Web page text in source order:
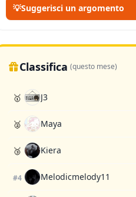
💡Suggerisci un argomento
Classifica (questo mese)
🥇 J3
🥈 Maya
🥉 Kiera
#4 Melodicmelody11